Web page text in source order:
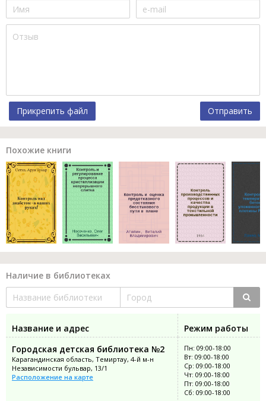
Прикрепить файл Отправить
Похожие книги
Наличие в библиотеках
Название и адрес
Режим работы
Городская детская библиотека №2
Карагандинская область, Темиртау, 4-й м-н
Независимости бульвар, 13/1
Расположение на карте
Пн: 09:00-18:00
Вт: 09:00-18:00
Ср: 09:00-18:00
Чт: 09:00-18:00
Пт: 09:00-18:00
Сб: 09:00-18:00